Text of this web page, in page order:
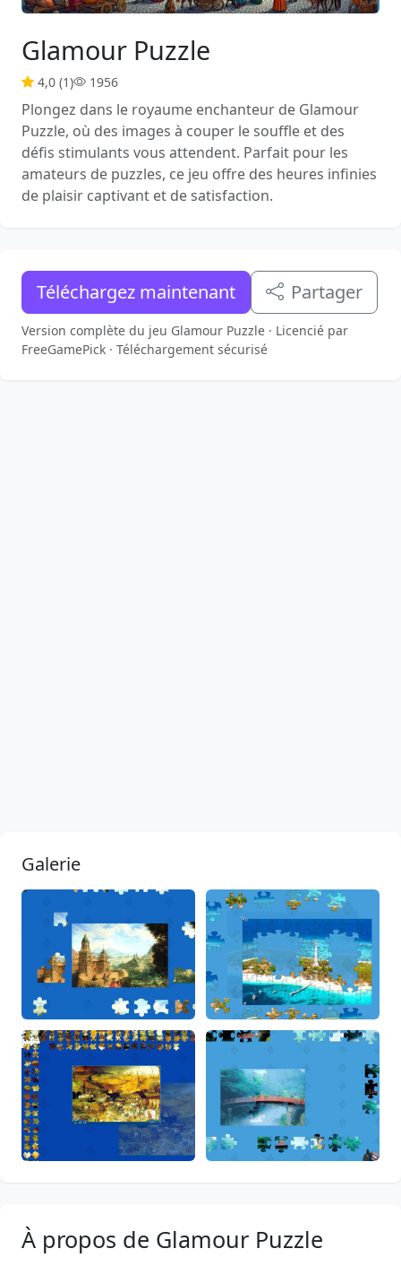
Glamour Puzzle
4,0 (1) 1956
Plongez dans le royaume enchanteur de Glamour
Puzzle, où des images à couper le souffle et des
défis stimulants vous attendent. Parfait pour les
amateurs de puzzles, ce jeu offre des heures infinies
de plaisir captivant et de satisfaction.
Téléchargez maintenant Partager
Version complète du jeu Glamour Puzzle · Licencié par
FreeGamePick · Téléchargement sécurisé
Galerie
À propos de Glamour Puzzle